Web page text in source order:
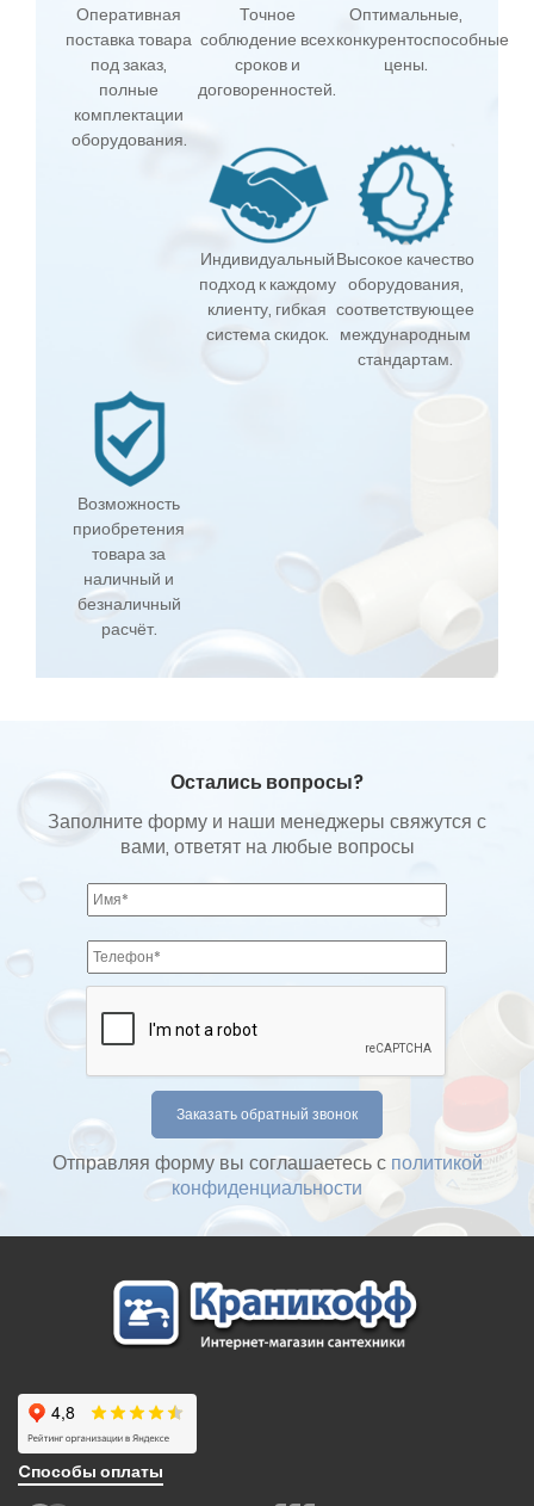
Оперативная
поставка товара
под заказ,
полные
комплектации
оборудования.
Точное
соблюдение всех
сроков и
договоренностей.
Оптимальные,
конкурентоспособные
цены.
Индивидуальный
подход к каждому
клиенту, гибкая
система скидок.
Высокое качество
оборудования,
соответствующее
международным
стандартам.
Возможность
приобретения
товара за
наличный и
безналичный
расчёт.
Остались вопросы?
Заполните форму и наши менеджеры свяжутся с
вами, ответят на любые вопросы
Отправляя форму вы соглашаетесь с политикой
конфиденциальности
Cпособы оплаты